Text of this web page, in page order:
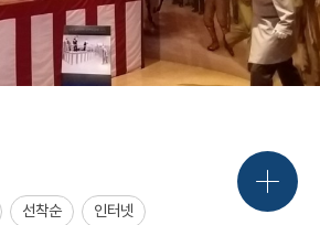
선착순 인터넷